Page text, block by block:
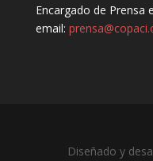
Encargado de Prensa
email:
Diseñado y